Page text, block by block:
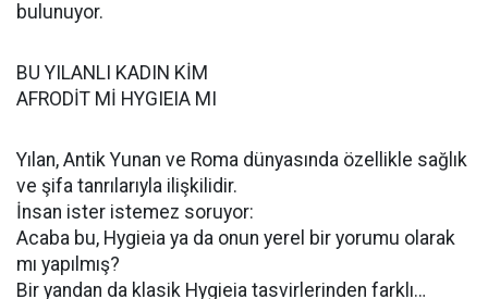
bulunuyor.
BU YILANLI KADIN KİM
AFRODİT Mİ HYGIEIA MI
Yılan, Antik Yunan ve Roma dünyasında özellikle sağlık
ve şifa tanrılarıyla ilişkilidir.
İnsan ister istemez soruyor:
Acaba bu, Hygieia ya da onun yerel bir yorumu olarak
mı yapılmış?
Bir yandan da klasik Hygieia tasvirlerinden farklı…